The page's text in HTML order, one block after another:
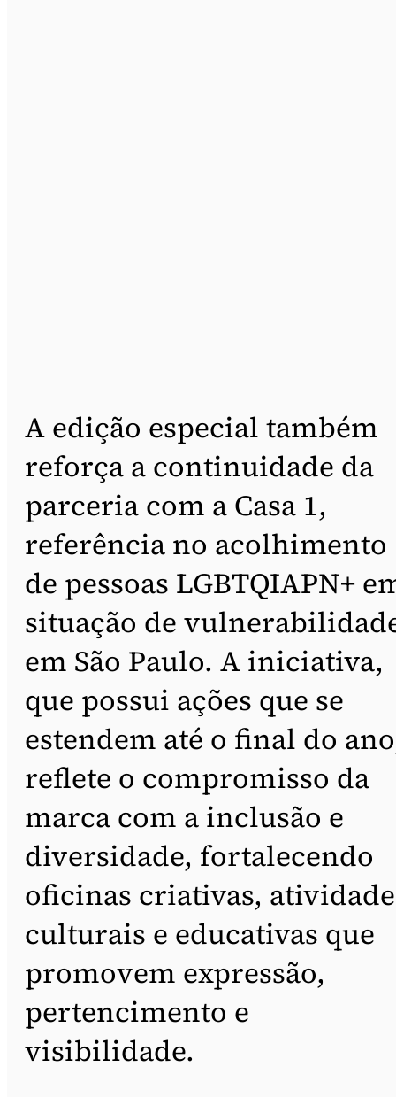
A edição especial também
reforça a continuidade da
parceria com a Casa 1,
referência no acolhimento
de pessoas LGBTQIAPN+
situação de
em São Paulo. A iniciativa,
que possui ações que se
estendem até o final do
reflete o compromisso da
marca com a inclusão e
diversidade, fortalecendo
oficinas criativas,
culturais e educativas que
promovem expressão,
pertencimento e
visibilidade.